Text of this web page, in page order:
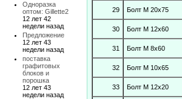
Одноразка
оптом: Gillette2
12 лет 42
недели назад
Предложение
12 лет 43
недели назад
поставка
графитовых
блоков и
порошка
12 лет 43
недели назад
29 Болт М 20х75
30 Болт М 12х60
31 Болт М 8х60
32 Болт М 10х65
33 Болт М 12х20